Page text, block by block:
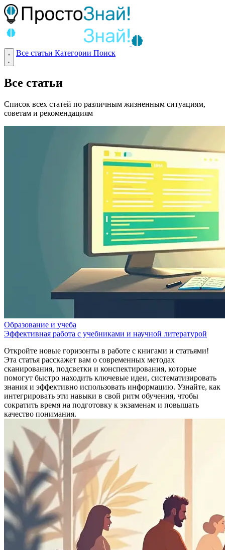
Все статьи Категории Поиск
Все статьи
Список всех статей по различным жизненным ситуациям,
советам и рекомендациям
Образование и учеба
Эффективная работа с учебниками и научной литературой
Откройте новые горизонты в работе с книгами и статьями!
Эта статья расскажет вам о современных методах
сканирования, подсветки и конспектирования, которые
помогут быстро находить ключевые идеи, систематизировать
знания и эффективно использовать информацию. Узнайте, как
интегрировать эти навыки в свой ритм обучения, чтобы
сократить время на подготовку к экзаменам и повышать
качество понимания.